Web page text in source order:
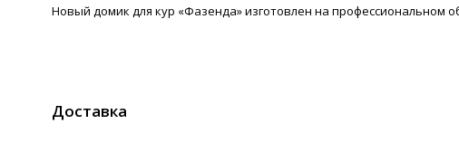
Новый домик для кур «Фазенда» изготовлен на профессиональном
Доставка